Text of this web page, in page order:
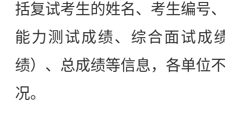
括复试考生的姓名、考生编号
能力测试成绩、综合面试成
绩）、总成绩等信息，各单位
况。